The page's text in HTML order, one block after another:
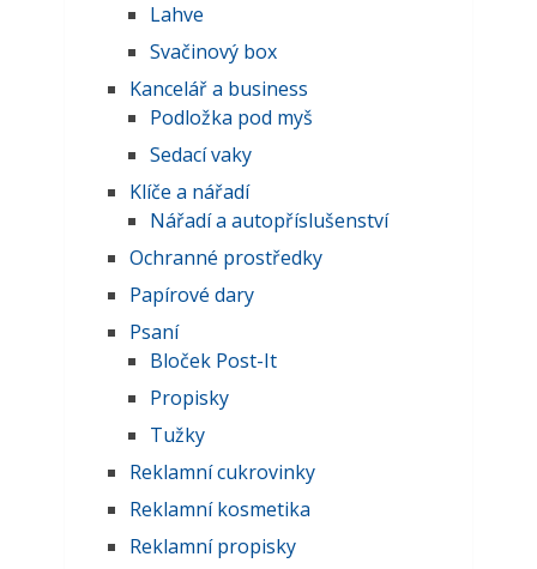
Lahve
Svačinový box
Kancelář a business
Podložka pod myš
Sedací vaky
Klíče a nářadí
Nářadí a autopříslušenství
Ochranné prostředky
Papírové dary
Psaní
Bloček Post-It
Propisky
Tužky
Reklamní cukrovinky
Reklamní kosmetika
Reklamní propisky